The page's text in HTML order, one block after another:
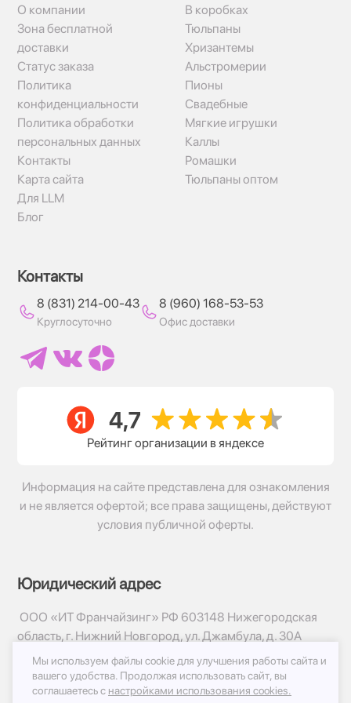
О компании
Зона бесплатной
доставки
Статус заказа
Политика
конфиденциальности
Политика обработки
персональных данных
Контакты
Карта сайта
Для LLM
Блог
В коробках
Тюльпаны
Хризантемы
Альстромерии
Пионы
Свадебные
Мягкие игрушки
Каллы
Ромашки
Тюльпаны оптом
Контакты
8 (831) 214-00-43
Круглосуточно
8 (960) 168-53-53
Офис доставки
Рейтинг организации в яндексе
Информация на сайте представлена для ознакомления
и не является офертой; все права защищены, действуют
условия публичной оферты.
Юридический адрес
ООО «ИТ Франчайзинг» РФ 603148 Нижегородская
область, г. Нижний Новгород, ул. Джамбула, д. 30А
© 2017-2026г, База Цветов 24.ру
Политика конфиденциальности
Мы используем файлы cookie для улучшения работы сайта и
вашего удобства. Продолжая использовать сайт, вы
соглашаетесь с настройками использования cookies.